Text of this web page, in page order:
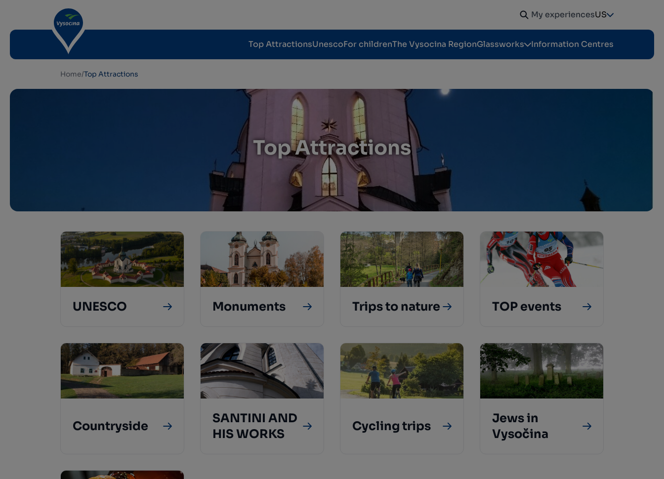
My experiencesUS
Top AttractionsUnescoFor childrenThe Vysocina RegionGlassworks Information Centres
Home/Top Attractions
Top Attractions
UNESCO Monuments Trips to nature TOP events
Countryside
SANTINI AND
HIS WORKS
Cycling trips
Jews in
Vysočina